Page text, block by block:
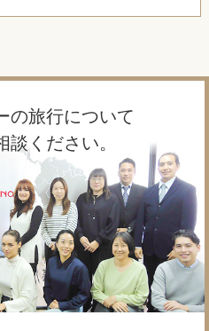
の旅行について
談ください。